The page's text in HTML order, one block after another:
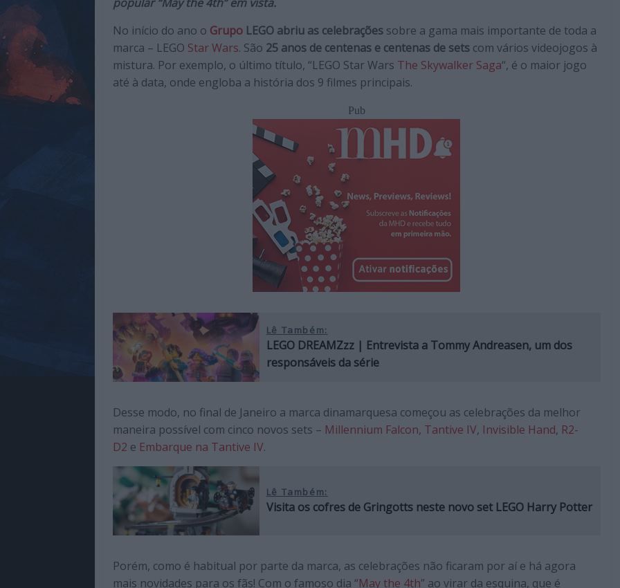
qualidade
com
enfoque
No início do ano o Grupo LEGO abriu as celebrações sobre a gama mais importante de toda a
marca – LEGO Star Wars. São 25 anos de centenas e centenas de sets com vários videojogos à
mistura. Por exemplo, o último título, “LEGO Star Wars The Skywalker Saga“, é o maior jogo
até à data, onde engloba a história dos 9 filmes principais.
Pub
Lê Também:
LEGO DREAMZzz | Entrevista a Tommy Andreasen, um dos
responsáveis da série
Desse modo, no final de Janeiro a marca dinamarquesa começou as celebrações da melhor
maneira possível com cinco novos sets – Millennium Falcon, Tantive IV, Invisible Hand, R2-
D2 e Embarque na Tantive IV.
Lê Também:
Visita os cofres de Gringotts neste novo set LEGO Harry Potter
Porém, como é habitual por parte da marca, as celebrações não ficaram por aí e há agora
mais novidades para os fãs! Com o famoso dia “May the 4th” ao virar da esquina, que é